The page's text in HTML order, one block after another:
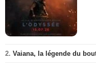
2. Vaiana, la légende du